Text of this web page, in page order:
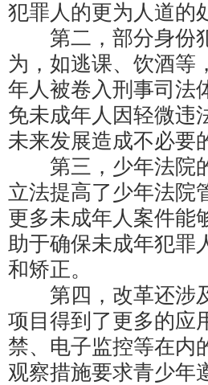
犯罪人的更为人道的
第二，部分身份犯
为，如逃课、饮酒等
年人被卷入刑事司法
免未成年人因轻微违
未来发展造成不必要
第三，少年法院的
立法提高了少年法院
更多未成年人案件能
助于确保未成年犯罪
和矫正。
第四，改革还涉及
项目得到了更多的应
禁、电子监控等在内
观察措施要求青少年